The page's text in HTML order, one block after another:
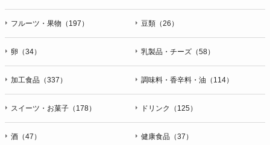
フルーツ・果物（197） 豆類（26）
卵（34） 乳製品・チーズ（58）
加工食品（337） 調味料・香辛料・油（114）
スイーツ・お菓子（178） ドリンク（125）
酒（47） 健康食品（37）